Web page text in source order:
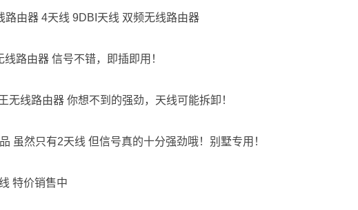
路由器 4天线 9DBI天线 双频无线路由器
路由器 信号不错，即插即用！
无线路由器 你想不到的强劲，天线可能拆卸！
虽然只有2天线 但信号真的十分强劲哦！别墅专用！
特价销售中